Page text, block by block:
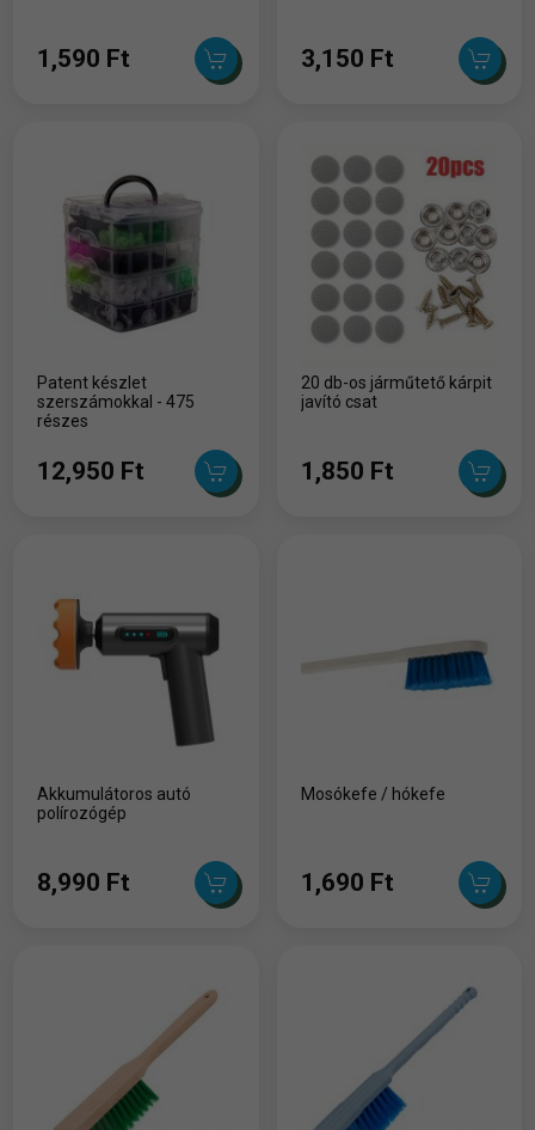
1,590 Ft 3,150 Ft
Patent készlet
szerszámokkal - 475
részes
12,950 Ft
20 db-os járműtető kárpit
javító csat
1,850 Ft
Akkumulátoros autó
polírozógép
8,990 Ft
Mosókefe / hókefe
1,690 Ft